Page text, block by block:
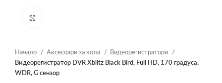
Начало Аксесоари за кола
Видеорегистратори
Видеорегистратор DVR Xblitz Black Bird, Full HD, 170 градуса,
WDR, G сензор